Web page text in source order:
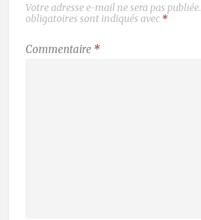
Votre adresse e-mail ne sera pas publiée.
obligatoires sont indiqués avec *
Commentaire *